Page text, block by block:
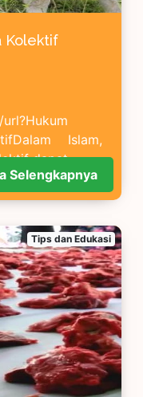
Kolektif
Islam,
dapat
Selengkapnya
Tips dan Edukasi